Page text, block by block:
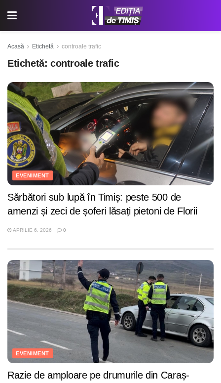
Acasă Etichetă controale trafic
Etichetă: controale trafic
EVENIMENT
Sărbători sub lupă în Timiș: peste 500 de
amenzi și zeci de șoferi lăsați pietoni de Florii
APRILIE 6, 2026 0
EVENIMENT
Razie de amploare pe drumurile din Caraș-